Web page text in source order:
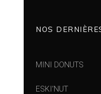
NOS
MINI DONUTS
ESKI’NUT